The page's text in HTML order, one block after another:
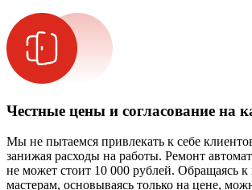
Честные цены и согласование на
Мы не пытаемся привлекать к себе
занижая расходы на работы. Ремонт
не может стоит 10 000 рублей. Обращаясь
мастерам, основываясь только на цене,